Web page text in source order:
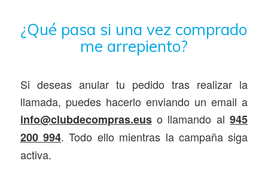
¿Qué pasa si una vez comprado
me arrepiento?
Si deseas anular tu pedido tras realizar la
llamada, puedes hacerlo enviando un email a
info@clubdecompras.euso llamando al945
200 994. Todo ello mientras la campaña siga
activa.